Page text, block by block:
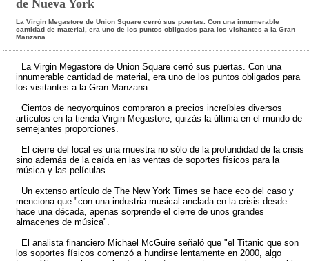
de Nueva York
La Virgin Megastore de Union Square cerró sus puertas. Con una innumerable
cantidad de material, era uno de los puntos obligados para los visitantes a la Gran
Manzana
La Virgin Megastore de Union Square cerró sus puertas. Con una
innumerable cantidad de material, era uno de los puntos obligados para
los visitantes a la Gran Manzana
Cientos de neoyorquinos compraron a precios increíbles diversos
artículos en la tienda Virgin Megastore, quizás la última en el mundo de
semejantes proporciones.
El cierre del local es una muestra no sólo de la profundidad de la crisis
sino además de la caída en las ventas de soportes físicos para la
música y las películas.
Un extenso artículo de The New York Times se hace eco del caso y
menciona que "con una industria musical anclada en la crisis desde
hace una década, apenas sorprende el cierre de unos grandes
almacenes de música".
El analista financiero Michael McGuire señaló que "el Titanic que son
los soportes físicos comenzó a hundirse lentamente en 2000, algo